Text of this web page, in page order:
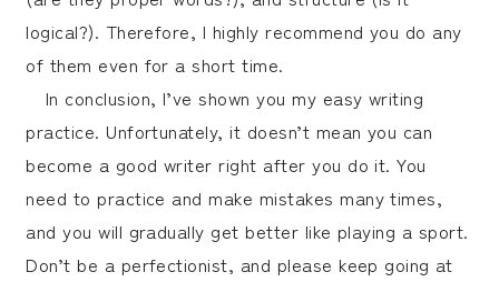
logical?). Therefore, I highly recommend you do any
of them even for a short time.
In conclusion, I’ve shown you my easy writing
practice. Unfortunately, it doesn’t mean you can
become a good writer right after you do it. You
need to practice and make mistakes many times,
and you will gradually get better like playing a sport.
Don’t be a perfectionist, and please keep going at